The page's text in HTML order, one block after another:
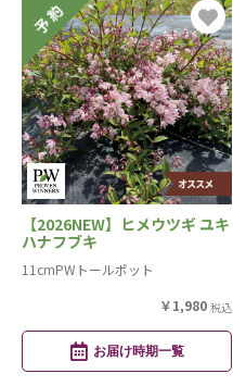
【2026NEW】ヒメウツギ ユキ
ハナフブキ
11cmPWトールポット
￥1,980 税込
お届け時期一覧